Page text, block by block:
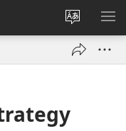
Muuda
veebisaidi
keelt